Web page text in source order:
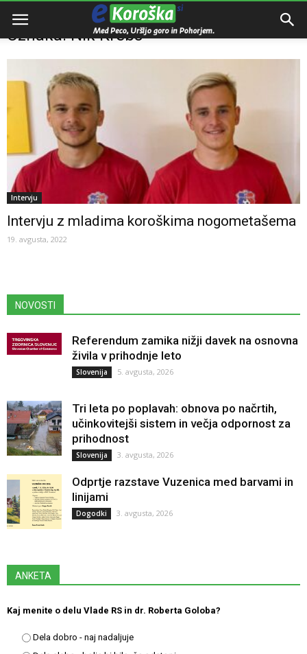
Domov Nik Krebs
Oznaka: Nik Krebs
Intervju
Intervju z mladima koroškima nogometašema
19. avgusta, 2022
NOVOSTI
Referendum zamika nižji davek na osnovna
živila v prihodnje leto
Slovenija 5. avgusta, 2026
Tri leta po poplavah: obnova po načrtih,
učinkovitejši sistem in večja odpornost za
prihodnost
Slovenija 3. avgusta, 2026
Odprtje razstave Vuzenica med barvami in
linijami
Dogodki 3. avgusta, 2026
ANKETA
Kaj menite o delu Vlade RS in dr. Roberta Goloba?
Dela dobro - naj nadaljuje